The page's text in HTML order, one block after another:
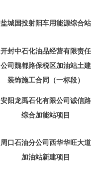
盐城国投射阳车用能源综合站
开封中石化油品经营有限责任
公司魏都路保税区加油站土建
装饰施工合同（一标段）
安阳龙禹石化有限公司诚信路
综合加能站项目
周口石油分公司西华华旺大道
加油站新建项 目